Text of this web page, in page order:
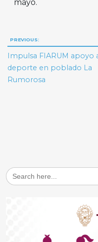
mayo.
Navegación
de
entradas
PREVIOUS:
Impulsa FIARUM apoyo
deporte en poblado La
Rumorosa
Search
for: